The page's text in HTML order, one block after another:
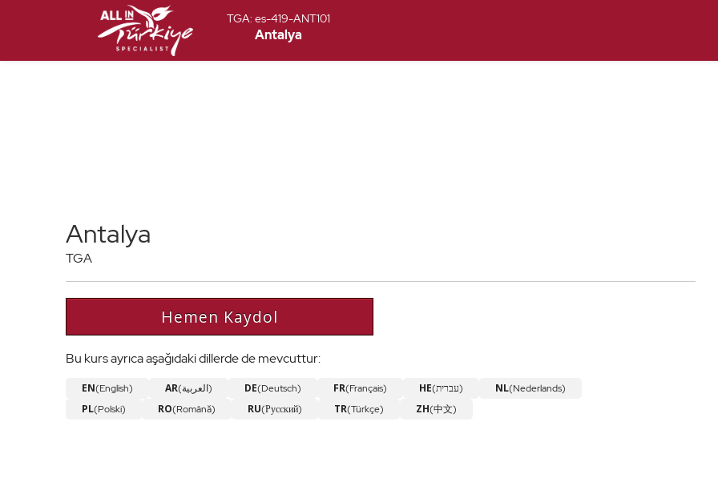
TGA: es-419-ANT101
Antalya
Antalya
TGA
Hemen Kaydol
Bu kurs ayrıca aşağıdaki dillerde de mevcuttur:
EN(English) AR (العربية) DE(Deutsch) FR(Français) HE (עברית) NL(Nederlands)
PL(Polski) RO(Română) RU(Русский) TR(Türkçe) ZH(中文)